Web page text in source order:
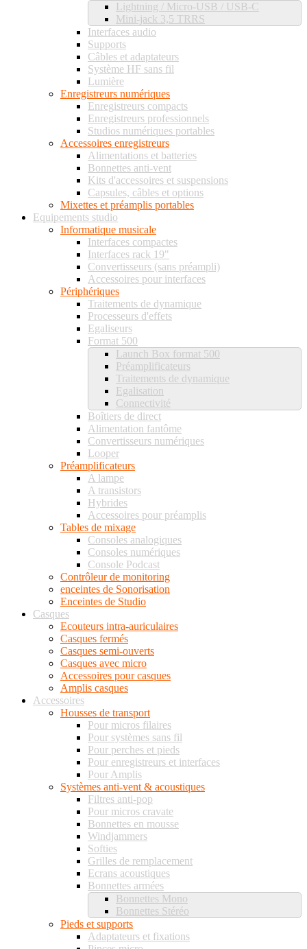
Lightning / Micro-USB / USB-C
Mini-jack 3,5 TRRS
Interfaces audio
Supports
Câbles et adaptateurs
Système HF sans fil
Lumière
Enregistreurs numériques
Enregistreurs compacts
Enregistreurs professionnels
Studios numériques portables
Accessoires enregistreurs
Alimentations et batteries
Bonnettes anti-vent
Kits d'accessoires et suspensions
Capsules, câbles et options
Mixettes et préamplis portables
Equipements studio
Informatique musicale
Interfaces compactes
Interfaces rack 19"
Convertisseurs (sans préampli)
Accessoires pour interfaces
Périphériques
Traitements de dynamique
Processeurs d'effets
Egaliseurs
Format 500
Launch Box format 500
Préamplificateurs
Traitements de dynamique
Egalisation
Connectivité
Boîtiers de direct
Alimentation fantôme
Convertisseurs numériques
Looper
Préamplificateurs
A lampe
A transistors
Hybrides
Accessoires pour préamplis
Tables de mixage
Consoles analogiques
Consoles numériques
Console Podcast
Contrôleur de monitoring
enceintes de Sonorisation
Enceintes de Studio
Casques
Ecouteurs intra-auriculaires
Casques fermés
Casques semi-ouverts
Casques avec micro
Accessoires pour casques
Amplis casques
Accessoires
Housses de transport
Pour micros filaires
Pour systèmes sans fil
Pour perches et pieds
Pour enregistreurs et interfaces
Pour Amplis
Systèmes anti-vent & acoustiques
Filtres anti-pop
Pour micros cravate
Bonnettes en mousse
Windjammers
Softies
Grilles de remplacement
Ecrans acoustiques
Bonnettes armées
Bonnettes Mono
Bonnettes Stéréo
Pieds et supports
Adaptateurs et fixations